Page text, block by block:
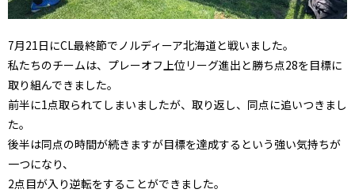
7月21日にCL最終節でノルディーア北海道と戦いました。
私たちのチームは、プレーオフ上位リーグ進出と勝ち点28を目標に
取り組んできました。
前半に1点取られてしまいましたが、取り返し、同点に追いつきまし
た。
後半は同点の時間が続きますが目標を達成するという強い気持ちが
一つになり、
2点目が入り逆転をすることができました。